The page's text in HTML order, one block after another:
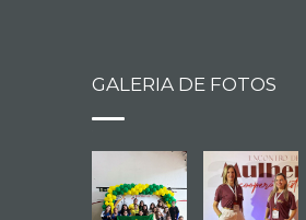
GALERIA DE FOTOS